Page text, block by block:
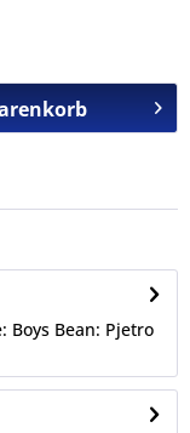
Boys Bean: Pjetro